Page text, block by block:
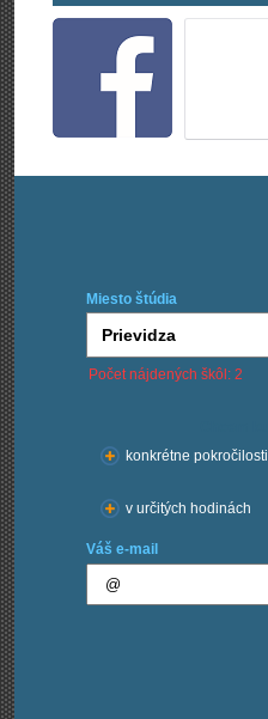
Miesto štúdia
Počet nájdených škôl: 2
konkrétne pokročilosti
v určitých hodinách
Váš e-mail